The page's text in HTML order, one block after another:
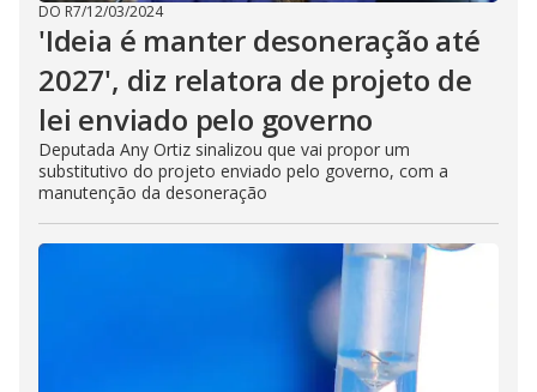
DO R7/12/03/2024
'Ideia é manter desoneração até
2027', diz relatora de projeto de
lei enviado pelo governo
Deputada Any Ortiz sinalizou que vai propor um
substitutivo do projeto enviado pelo governo, com a
manutenção da desoneração